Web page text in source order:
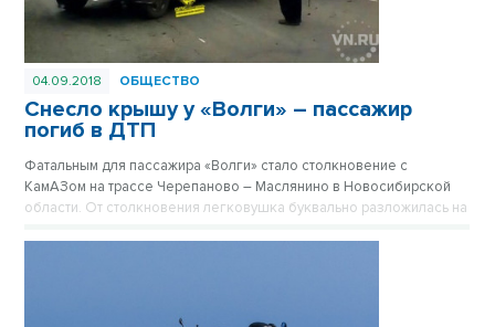
04.09.2018 ОБЩЕСТВО
Снесло крышу у «Волги» – пассажир
погиб в ДТП
Фатальным для пассажира «Волги» стало столкновение с
КамАЗом на трассе Черепаново – Маслянино в Новосибирской
области. От столкновения легковушка буквально разложилась на